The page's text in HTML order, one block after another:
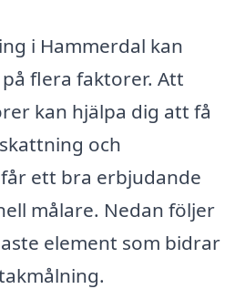
i Hammerdal kan
flera faktorer. Att
kan hjälpa dig att få
och
ett bra erbjudande
målare. Nedan följer
element som bidrar